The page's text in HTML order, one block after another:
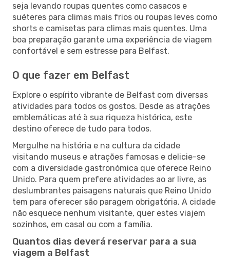
seja levando roupas quentes como casacos e
suéteres para climas mais frios ou roupas leves como
shorts e camisetas para climas mais quentes. Uma
boa preparação garante uma experiência de viagem
confortável e sem estresse para Belfast.
O que fazer em Belfast
Explore o espírito vibrante de Belfast com diversas
atividades para todos os gostos. Desde as atrações
emblemáticas até à sua riqueza histórica, este
destino oferece de tudo para todos.
Mergulhe na história e na cultura da cidade
visitando museus e atrações famosas e delicie-se
com a diversidade gastronómica que oferece Reino
Unido. Para quem prefere atividades ao ar livre, as
deslumbrantes paisagens naturais que Reino Unido
tem para oferecer são paragem obrigatória. A cidade
não esquece nenhum visitante, quer estes viajem
sozinhos, em casal ou com a família.
Quantos dias deverá reservar para a sua
viagem a Belfast